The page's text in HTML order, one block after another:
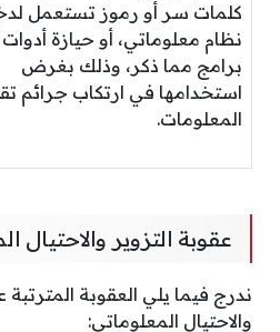
كلمات سر أو رموز تستعمل
نظام معلوماتي، أو حيازة أدوات
برامج مما ذكر، وذلك بغرض
استخدامها في ارتكاب جرائم
المعلومات.
عقوبة التزوير والاحتيال
ندرج فيما يلي العقوبة المترتبة
والاحتيال المعلوماتي: